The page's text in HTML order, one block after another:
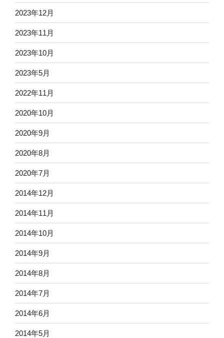
2023年12月
2023年11月
2023年10月
2023年5月
2022年11月
2020年10月
2020年9月
2020年8月
2020年7月
2014年12月
2014年11月
2014年10月
2014年9月
2014年8月
2014年7月
2014年6月
2014年5月